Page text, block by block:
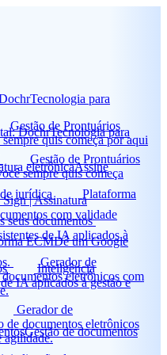
DochrTecnologia para
Gestão de Prontuários
sempre quis começa
| Assinatura
com validade
ECMDê um Google
Inteligência
IA aplicados à gestão e
Gerador de
de documentos eletrônicos
agilidade.
Tecnologia para
Gestão de Prontuários
quis começa por aqui
eletrônicaAssine
jurídica
Plataforma
seus documentos
de IA aplicados à
Gerador de
eletrônicos com
Gestão de documentos